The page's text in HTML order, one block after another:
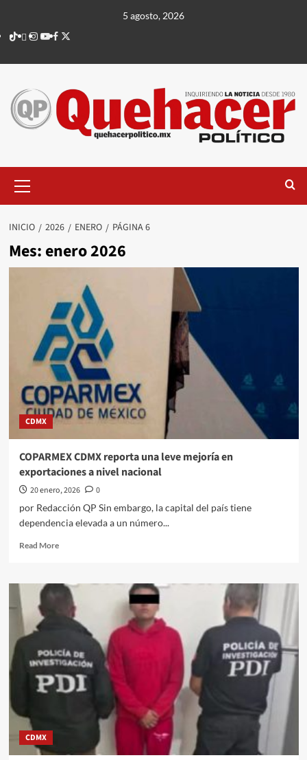
contenido
5 agosto, 2026
TikTok
threads
Instagram
Youtube
Facebook
X
principal
INICIO 2026 ENERO PÁGINA 6
Mes: enero 2026
CDMX
COPARMEX CDMX reporta una leve mejoría en
exportaciones a nivel nacional
20 enero, 2026
0
por Redacción QP Sin embargo, la capital del país tiene
dependencia elevada a un número...
Read MoreRead
COPARMEX
CDMX
reporta
una
mejoría
en
exportaciones
a
CDMX